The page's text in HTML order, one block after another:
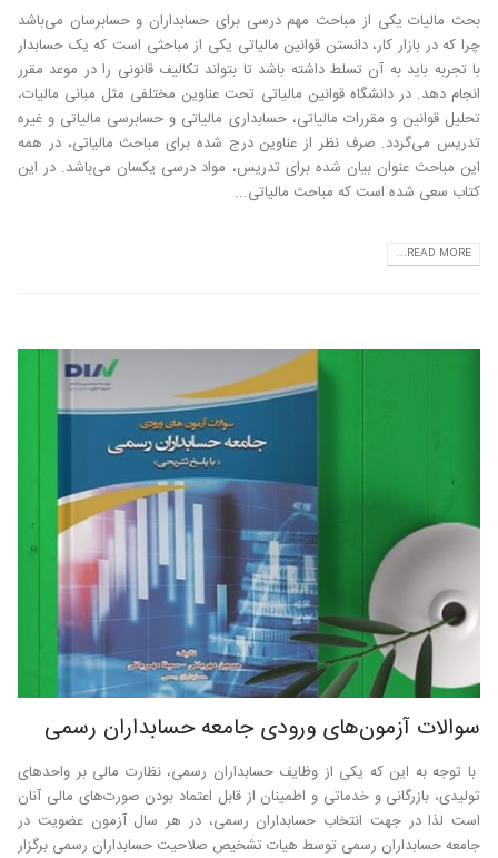
بحث مالیات یکی از مباحث مهم درسی برای حسابداران و حسابرسان می‌باشد
چرا که در بازار کار، دانستن قوانین مالیاتی یکی از مباحثی است که یک حسابدار
با تجربه باید به آن تسلط داشته باشد تا بتواند تکالیف قانونی را در موعد مقرر
انجام دهد. در دانشگاه قوانین مالیاتی تحت عناوین مختلفی مثل مبانی مالیات،
تحلیل قوانین و مقررات مالیاتی، حسابداری مالیاتی و حسابرسی مالیاتی و غیره
تدریس می‌گردد. صرف نظر از عناوین درج شده برای مباحث مالیاتی، در همه
این مباحث عنوان بیان شده برای تدریس، مواد درسی یکسان‌ می‌باشد. در این
کتاب سعی شده است که مباحث مالیاتی...
READ MORE...
سوالات آزمون‌های ورودی جامعه حسابداران رسمی
با توجه به این که یکی از وظایف حسابداران رسمی، نظارت مالی بر واحدهای
تولیدی، بازرگانی و خدماتی و اطمینان از قابل اعتماد بودن صورت‌های مالی آنان
است لذا در جهت انتخاب حسابداران رسمی، در هر سال آزمون عضویت در
جامعه حسابداران رسمی توسط هیات تشخیص صلاحیت حسابداران رسمی برگزار